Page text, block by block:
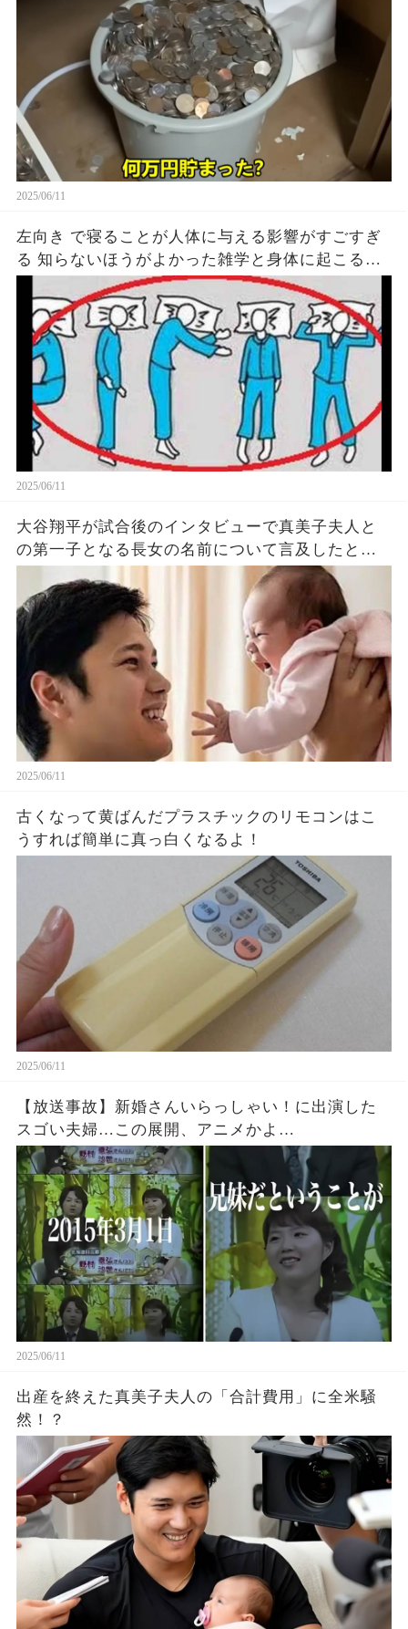
2025/06/11
左向き で寝ることが人体に与える影響がすごすぎ
る 知らないほうがよかった雑学と身体に起こる現
象がヤバい… 驚くべき 大人の 面白いけど知ると後
悔
2025/06/11
大谷翔平が試合後のインタビューで真美子夫人と
の第一子となる長女の名前について言及したと話
題に！山本由伸や佐々木朗希は知ってそう！
2025/06/11
古くなって黄ばんだプラスチックのリモコンはこ
うすれば簡単に真っ白くなるよ！
2025/06/11
【放送事故】新婚さんいらっしゃい！に出演した
スゴい夫婦…この展開、アニメかよ…
2025/06/11
出産を終えた真美子夫人の「合計費用」に全米騒
然！？